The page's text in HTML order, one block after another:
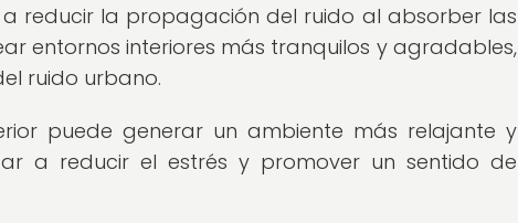
reducir la propagación del ruido al absorber las
entornos interiores más tranquilos y agradables,
ruido urbano.
puede generar un ambiente más relajante y
a reducir el estrés y promover un sentido de